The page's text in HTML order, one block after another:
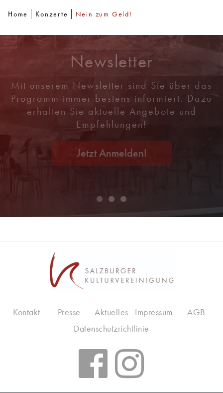
Home Konzerte Nein zum Geld!
Newsletter
Mit unserem Newsletter sind Sie über das
Programm immer bestens informiert. Dazu
erhalten Sie aktuelle Angebote und
Empfehlungen!
Jetzt Anmelden!
Kontakt Presse Aktuelles Impressum
AGB
Datenschutzrichtlinie